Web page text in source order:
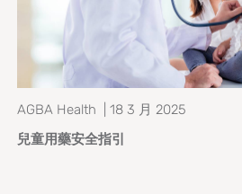
AGBA Health | 18 3 月 2025
兒童用藥安全指引